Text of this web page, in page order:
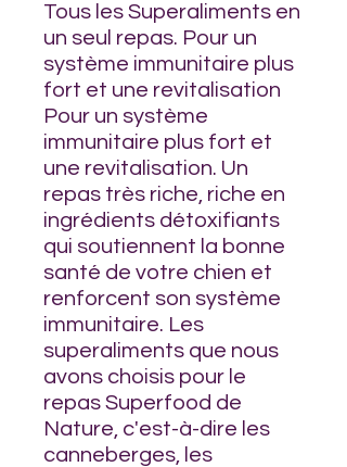
Tous les Superaliments en
un seul repas. Pour un
système immunitaire plus
fort et une revitalisation
Pour un système
immunitaire plus fort et
une revitalisation. Un
repas très riche, riche en
ingrédients détoxifiants
qui soutiennent la bonne
santé de votre chien et
renforcent son système
immunitaire. Les
superaliments que nous
avons choisis pour le
repas Superfood de
Nature, c'est-à-dire les
canneberges, les